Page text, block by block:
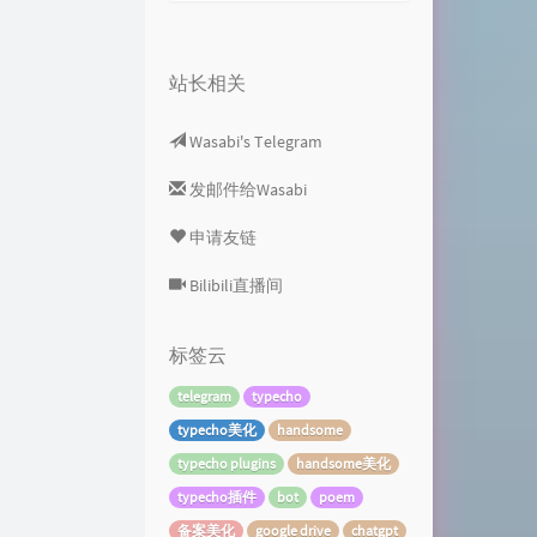
站长相关
Wasabi's Telegram
发邮件给Wasabi
申请友链
Bilibili直播间
标签云
telegram
typecho
typecho美化
handsome
typecho plugins
handsome美化
typecho插件
bot
poem
备案美化
google drive chatgpt